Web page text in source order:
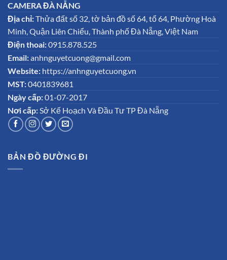
CAMERA ĐÀ NẴNG
Địa chỉ:Thửa đất số 32, tờ bản đồ số 64, tổ 64, Phường Hoà
Minh, Quận Liên Chiểu, Thành phố Đà Nẵng, Việt Nam
Điện thoai:0915.878.525
Email:anhnguyetcuong@gmail.com
Website: https://anhnguyetcuong.vn
MST:0401839681
Ngày cấp:01-07-2017
Nơi cấp:Sở Kế Hoạch Và Đầu Tư TP Đà Nẵng
BẢN ĐỒ ĐƯỜNG ĐI